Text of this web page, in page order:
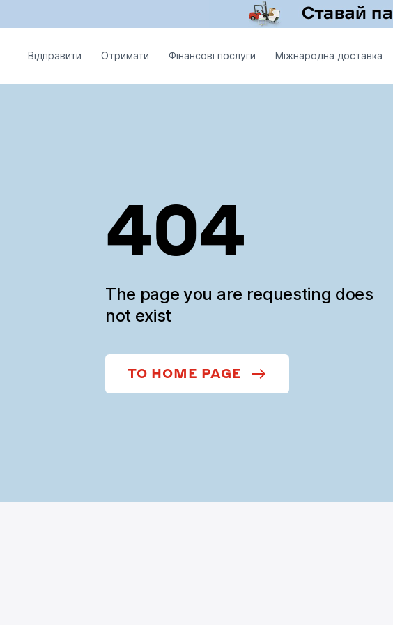
Відправити Отримати Фінансові послуги Міжнародна доставка
404
The page you are requesting does
not exist
TO HOME PAGE